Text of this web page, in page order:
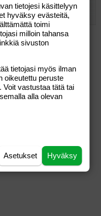
tietojesi käsittelyyn
hyväksy evästeitä,
toimi
milloin tahansa
sivuston
tietojasi myös ilman
oikeutettu peruste
vastustaa tätä tai
alla olevan
Hyväksy
Asetukset